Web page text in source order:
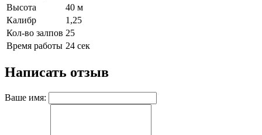
Высота
40 м
Калибр
1,25
Кол-во залпов 25
Время работы 24 сек
Написать отзыв
Ваше имя: